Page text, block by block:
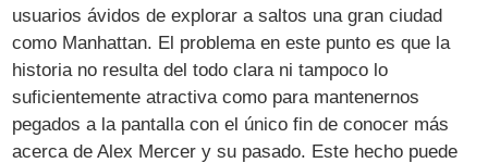
usuarios ávidos de explorar a saltos una gran ciudad
como Manhattan. El problema en este punto es que la
historia no resulta del todo clara ni tampoco lo
suficientemente atractiva como para mantenernos
pegados a la pantalla con el único fin de conocer más
acerca de Alex Mercer y su pasado. Este hecho puede